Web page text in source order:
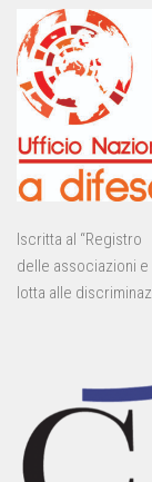
Iscritta al “Registro
delle associazioni
lotta alle